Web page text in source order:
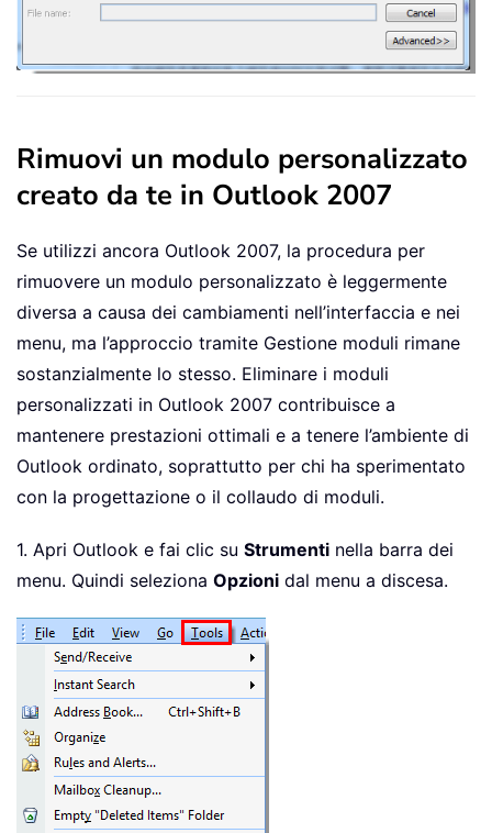
Rimuovi un modulo personalizzato
creato da te in Outlook 2007
Se utilizzi ancora Outlook 2007, la procedura per
rimuovere un modulo personalizzato è leggermente
diversa a causa dei cambiamenti nell’interfaccia e nei
menu, ma l’approccio tramite Gestione moduli rimane
sostanzialmente lo stesso. Eliminare i moduli
personalizzati in Outlook 2007 contribuisce a
mantenere prestazioni ottimali e a tenere l’ambiente di
Outlook ordinato, soprattutto per chi ha sperimentato
con la progettazione o il collaudo di moduli.
1. Apri Outlook e fai clic su Strumenti nella barra dei
menu. Quindi seleziona Opzioni dal menu a discesa.